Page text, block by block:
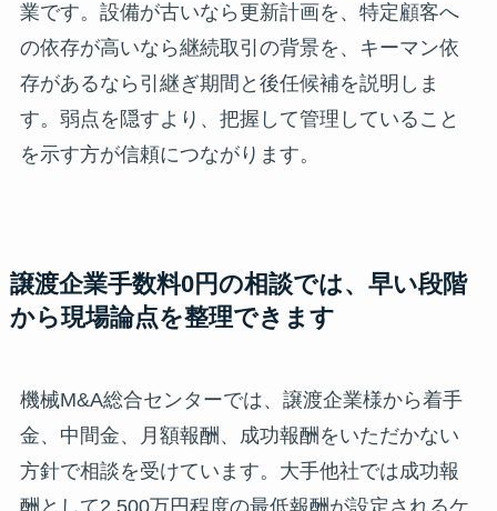
業です。設備が古いなら更新計画を、特定顧客へ
の依存が高いなら継続取引の背景を、キーマン依
存があるなら引継ぎ期間と後任候補を説明しま
す。弱点を隠すより、把握して管理していること
を示す方が信頼につながります。
譲渡企業手数料0円の相談では、早い段階
から現場論点を整理できます
機械M&A総合センターでは、譲渡企業様から着手
金、中間金、月額報酬、成功報酬をいただかない
方針で相談を受けています。大手他社では成功報